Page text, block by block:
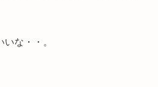
な・・。